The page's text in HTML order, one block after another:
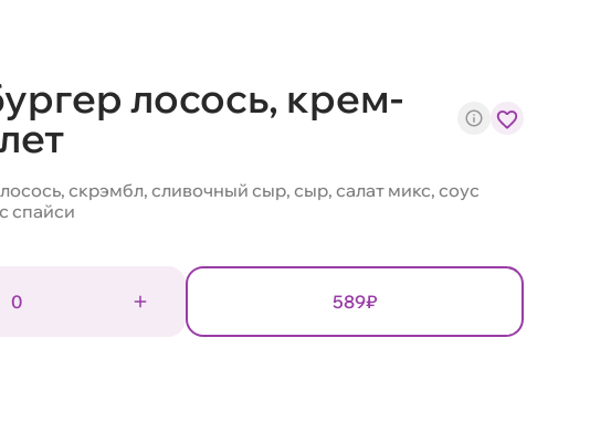
лосось, крем-
скрэмбл, сливочный сыр, сыр, салат микс, соус
спайси
0 589₽